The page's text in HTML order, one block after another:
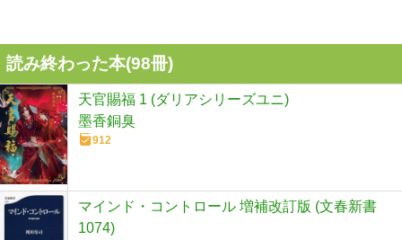
読み終わった本(98冊)
天官賜福 1 (ダリアシリーズユニ)
墨香銅臭
912
マインド・コントロール 増補改訂版 (文春新書
1074)